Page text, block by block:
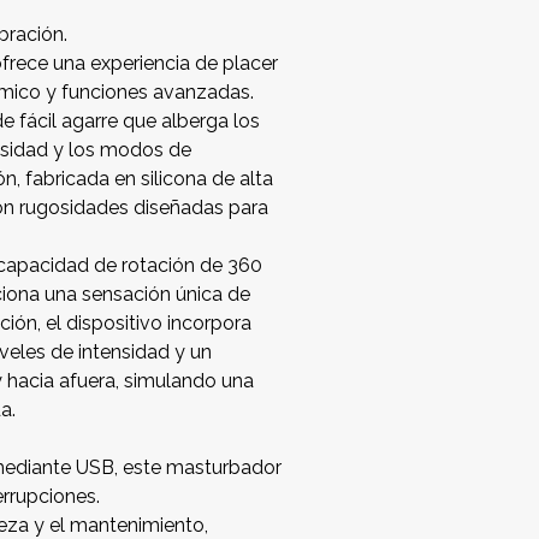
una experiencia de placer
y funciones avanzadas.
fácil agarre que alberga los
y los modos de
fabricada en silicona de alta
rugosidades diseñadas para
de rotación de 360
una sensación única de
el dispositivo incorpora
de intensidad y un
afuera, simulando una
USB, este masturbador
y el mantenimiento,